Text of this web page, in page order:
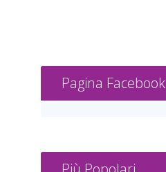
Pagina Facebook